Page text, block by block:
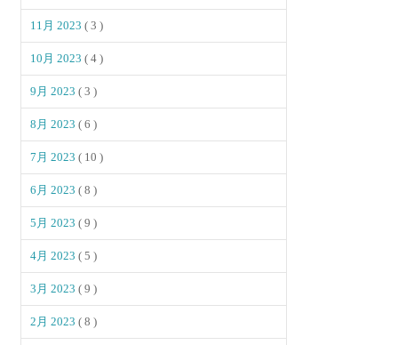
11月 2023( 3 )
10月 2023( 4 )
9月 2023( 3 )
8月 2023( 6 )
7月 2023( 10 )
6月 2023( 8 )
5月 2023( 9 )
4月 2023( 5 )
3月 2023( 9 )
2月 2023( 8 )